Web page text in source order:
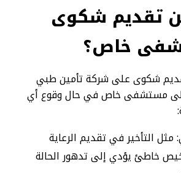
تقديم شكوى
خاص؟
شكوى على شركة تأمين طبي
مستشفى خاص في حال وقوع أي
مثل التأخير في تقديم الرعاية
خاطئ يؤدي إلى تدهور الحالة